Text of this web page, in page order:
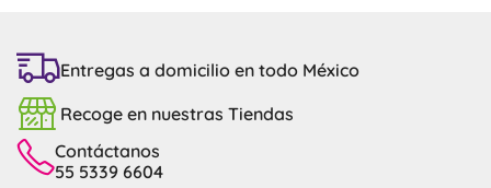
Entregas a domicilio en todo México
Recoge en nuestras Tiendas
Contáctanos
55 5339 6604